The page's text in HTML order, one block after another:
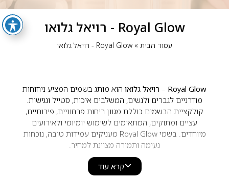
Royal Glow - רויאל גלואו
עמוד הבית» Royal Glow - רויאל גלואו
Royal Glow – רויאל גלואו
הוא מותג בשמים המציע ניחוחות
מודרניים לגברים ולנשים, המשלבים איכות, סטייל ונגישות.
קולקציית הבשמים כוללת מגוון ריחות פרחוניים, פירותיים,
עציים ומתוקים, המתאימים לשימוש יומיומי ולאירועים
מיוחדים. בשמי Royal Glow מעניקים עמידות טובה, נוכחות
נעימה ותמורה מצוינת למחיר.
קרא עוד